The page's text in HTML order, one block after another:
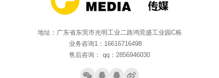
地址：广东省东莞市光明工业二路鸿莞盛工业园C栋
业务咨询1：16616716498
售后咨询： qq：2856946030